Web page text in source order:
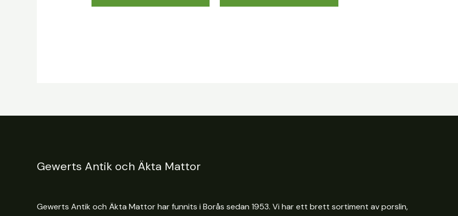
Gewerts Antik och Äkta Mattor
Gewerts Antik och Äkta Mattor har funnits i Borås sedan 1953. Vi har ett brett sortiment av porslin,